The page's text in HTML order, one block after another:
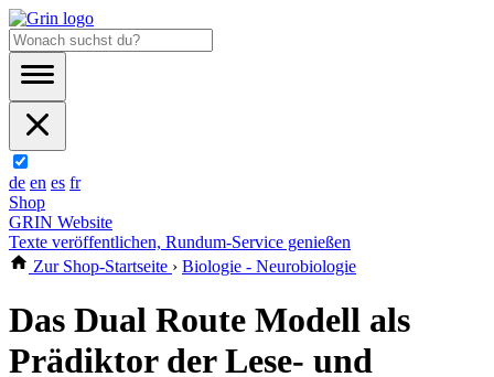
de en es fr
Shop
GRIN Website
Texte veröffentlichen, Rundum-Service genießen
Zur Shop-Startseite › Biologie - Neurobiologie
Das Dual Route Modell als
Prädiktor der Lese- und